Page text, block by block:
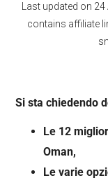
Last updated on 24
contains affiliate
Si sta chiedendo
Le 12
Oman,
Le varie